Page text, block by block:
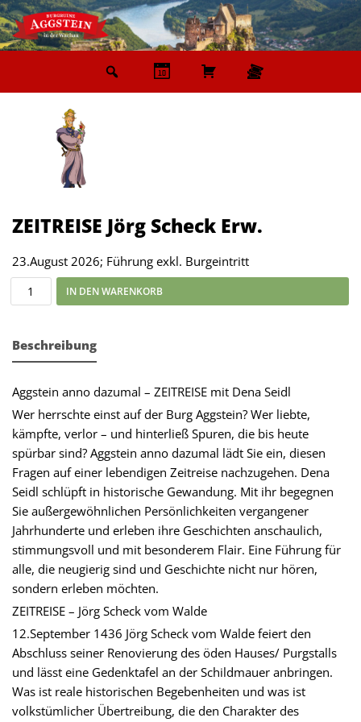
Zum
Inhalt
ZEITREISE Jörg Scheck Erw.
23.August 2026; Führung exkl. Burgeintritt
IN DEN WARENKORB
Beschreibung
Aggstein anno dazumal – ZEITREISE mit Dena Seidl
Wer herrschte einst auf der Burg Aggstein? Wer liebte,
kämpfte, verlor – und hinterließ Spuren, die bis heute
spürbar sind? Aggstein anno dazumal lädt Sie ein, diesen
Fragen auf einer lebendigen Zeitreise nachzugehen. Dena
Seidl schlüpft in historische Gewandung. Mit ihr begegnen
Sie außergewöhnlichen Persönlichkeiten vergangener
Jahrhunderte und erleben ihre Geschichten anschaulich,
stimmungsvoll und mit besonderem Flair. Eine Führung für
alle, die neugierig sind und Geschichte nicht nur hören,
sondern erleben möchten.
ZEITREISE – Jörg Scheck vom Walde
12.September 1436 Jörg Scheck vom Walde feiert den
Abschluss seiner Renovierung des öden Hauses/ Purgstalls
und lässt eine Gedenktafel an der Schildmauer anbringen.
Was ist reale historischen Begebenheiten und was ist
volkstümlicher Übertreibung, die den Charakter des